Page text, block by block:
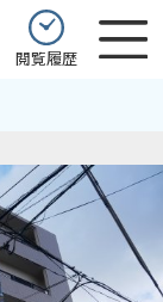
閲覧履歴